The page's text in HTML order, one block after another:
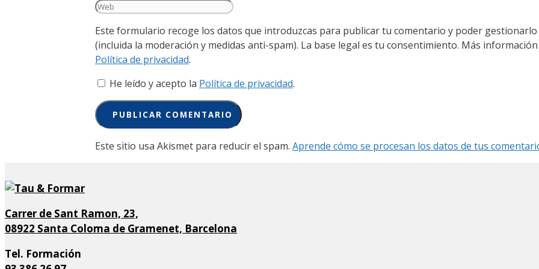
Web
Este formulario recoge los datos que introduzcas para publicar tu comentario y poder gestionarlo
(incluida la moderación y medidas anti-spam). La base legal es tu consentimiento. Más
Política de privacidad.
He leído y acepto la Política de privacidad.
Este sitio usa Akismet para reducir el spam. Aprende cómo se procesan los datos de tus
Carrer de Sant Ramon, 23,
08922 Santa Coloma de Gramenet, Barcelona
Tel. Formación